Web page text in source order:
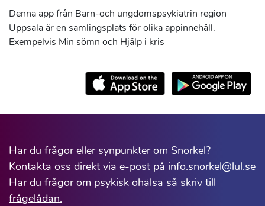
Denna app från Barn-och ungdomspsykiatrin region
Uppsala är en samlingsplats för olika appinnehåll.
Exempelvis Min sömn och Hjälp i kris
Har du frågor eller synpunkter om Snorkel?
Kontakta oss direkt via e-post på info.snorkel@lul.se
Har du frågor om psykisk ohälsa så skriv till
frågelådan.